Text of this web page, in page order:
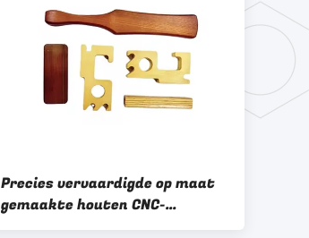
Precies vervaardigde op maat
gemaakte houten CNC-
onderdelen voor meubels /